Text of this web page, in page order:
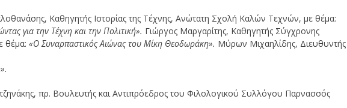
Καθηγητής Ιστορίας της Τέχνης, Ανώτατη Σχολή Καλών Τεχνών, με θέμα:
για την Τέχνη και την Πολιτική». Γιώργος Μαργαρίτης, Καθηγητής Σύγχρονης
θέμα:«Ο Συναρπαστικός Αιώνας του Μίκη Θεοδωράκη». Μύρων Μιχαηλίδης, Διευθυντής
πρ. Βουλευτής και Αντιπρόεδρος του Φιλολογικού Συλλόγου Παρνασσός